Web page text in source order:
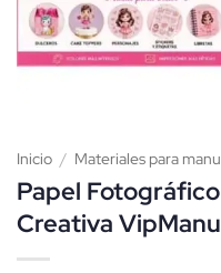
Inicio / Materiales para
Papel
Creativa